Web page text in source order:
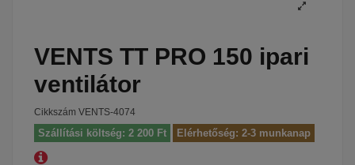
VENTS TT PRO 150 ipari
ventilátor
Cikkszám VENTS-4074
Szállítási költség: 2 200 Ft Elérhetőség: 2-3 munkanap